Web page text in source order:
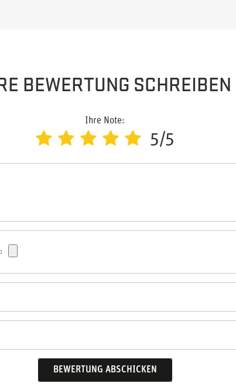
BEWERTUNG SCHREIBEN
Ihre Note:
5/5
BEWERTUNG ABSCHICKEN